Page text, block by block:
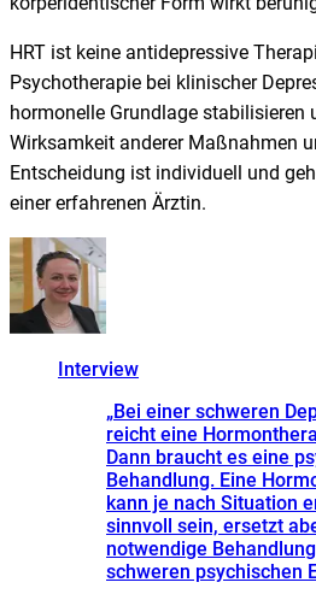
HRT ist keine antidepressive
Psychotherapie bei klinischer
hormonelle Grundlage stabilisieren
Wirksamkeit anderer Maßnahmen
Entscheidung ist individuell und
einer erfahrenen Ärztin.
Interview
„Bei einer schweren
reicht eine
Dann braucht es eine
Behandlung. Eine
kann je nach Situation
sinnvoll sein, ersetzt
notwendige
schweren psychischen